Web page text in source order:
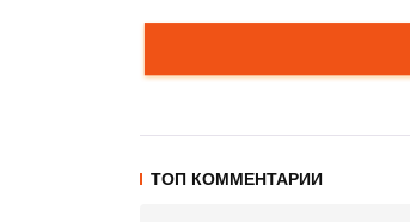
ТОП КОММЕНТАРИИ